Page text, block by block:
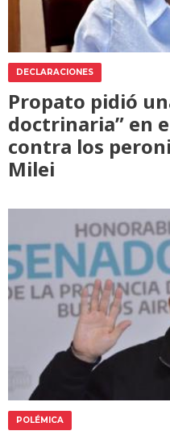
DECLARACIONES
Propato pidió
doctrinaria” en
contra los
Milei
POLÉMICA